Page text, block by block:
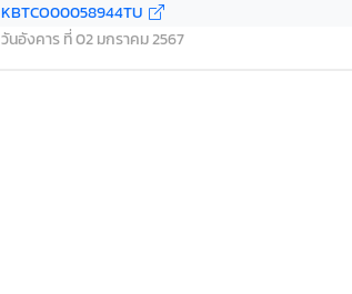
KBTCO00058944TU
วันอังคาร ที่ 02 มกราคม 2567